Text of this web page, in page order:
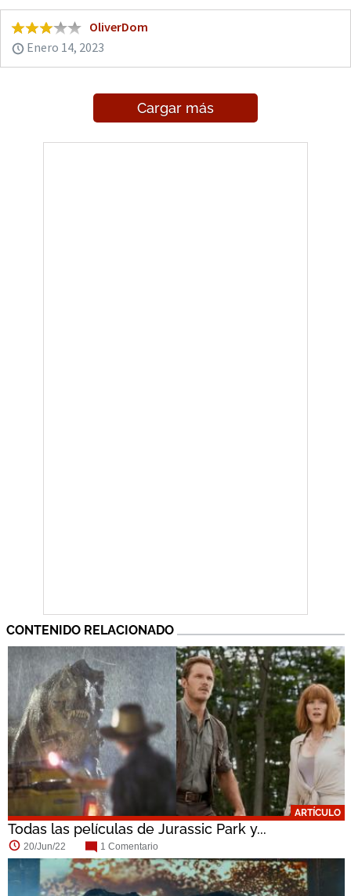
OliverDom
Enero 14, 2023
Cargar más
CONTENIDO RELACIONADO
ARTÍCULO
Todas las películas de Jurassic Park y...
20/Jun/22 1 Comentario